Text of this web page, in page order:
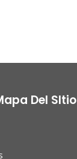
Del SItio